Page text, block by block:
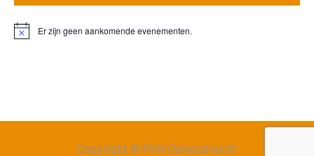
BerichtEr zijn geen aankomende evenementen.
Copyright © PKN Duivendrecht